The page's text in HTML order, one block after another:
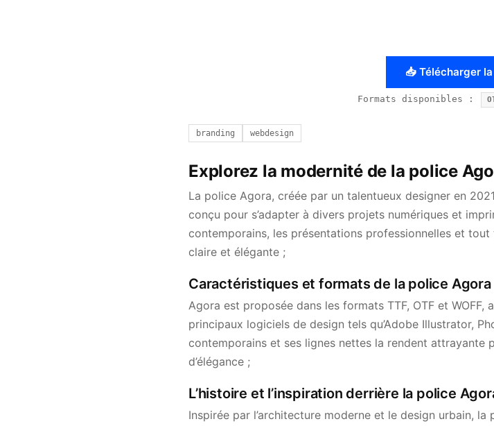
📥 Télécharger
Formats disponibles :
branding webdesign
Explorez la modernité de la police
La police Agora, créée par un talentueux designer en
conçu pour s’adapter à divers projets numériques et
contemporains, les présentations professionnelles et
claire et élégante ;
Caractéristiques et formats de la police Agora
Agora est proposée dans les formats TTF, OTF et
principaux logiciels de design tels qu’Adobe Illustrator,
contemporains et ses lignes nettes la rendent attrayante
d’élégance ;
L’histoire et l’inspiration derrière la police
Inspirée par l’architecture moderne et le design urbain,